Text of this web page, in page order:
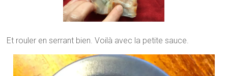
Et rouler en serrant bien. Voilà avec la petite sauce.